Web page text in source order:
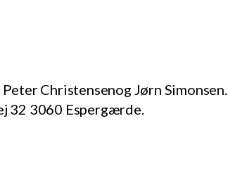
Christensenog Jørn Simonsen.
32 3060 Espergærde.